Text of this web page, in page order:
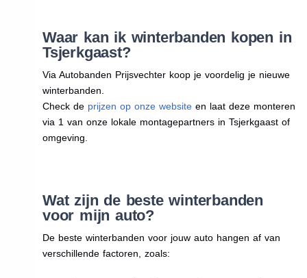
Waar kan ik winterbanden kopen in
Tsjerkgaast?
Via Autobanden Prijsvechter koop je voordelig je nieuwe
winterbanden.
Check de prijzen op onze websiteen laat deze monteren
via 1 van onze lokale montagepartners in Tsjerkgaast of
omgeving.
Wat zijn de beste winterbanden
voor mijn auto?
De beste winterbanden voor jouw auto hangen af van
verschillende factoren, zoals: